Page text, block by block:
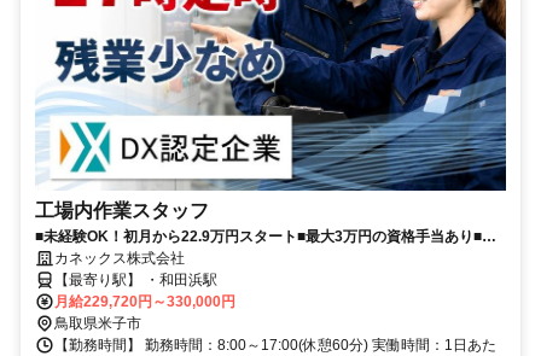
工場内作業スタッフ
■未経験OK！初月から22.9万円スタート■最大3万円の資格手当あり■残
業少なめ・年間休日115日■車通勤OK
カネックス株式会社
【最寄り駅】 ・和田浜駅
月給229,720円～330,000円
鳥取県米子市
【勤務時間】 勤務時間：8:00～17:00(休憩60分) 実働時間：1日あた